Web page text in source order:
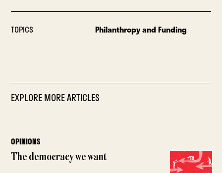
TOPICS Philanthropy and Funding
EXPLORE MORE ARTICLES
OPINIONS
The democracy we want